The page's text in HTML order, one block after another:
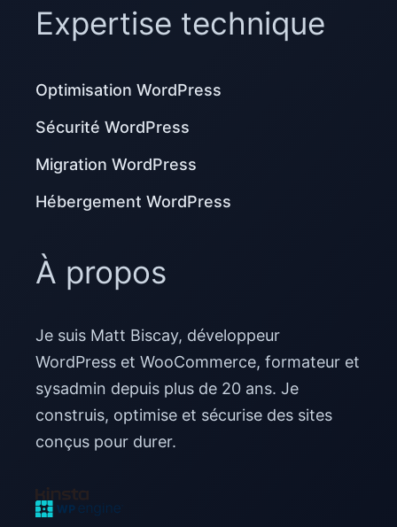
Expertise technique
Optimisation WordPress
Sécurité WordPress
Migration WordPress
Hébergement WordPress
À propos
Je suis Matt Biscay, développeur
WordPress et WooCommerce, formateur et
sysadmin depuis plus de 20 ans. Je
construis, optimise et sécurise des sites
conçus pour durer.